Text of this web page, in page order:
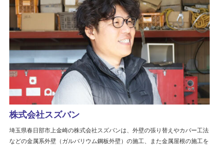
株式会社スズバン
埼玉県春日部市上金崎の株式会社スズバンは、外壁の張り替えやカバー工法
などの金属系外壁（ガルバリウム鋼板外壁）の施工、また金属屋根の施工を